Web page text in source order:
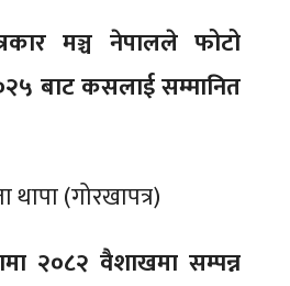
मञ्च नेपालले फोटो
बाट कसलाई सम्मानित
(गोरखापत्र)
२०८२ वैशाखमा सम्पन्न